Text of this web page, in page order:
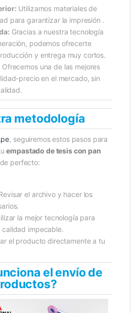
Utilizamos materiales de
para garantizar la impresión .
Gracias a nuestra tecnología
podemos ofrecerte
y entrega muy cortos.
Ofrecemos una de las mejores
precio en el mercado, sin
metodología
, seguiremos estos pasos para
empastado de tesis con pan
perfecto:
el archivo y hacer los
la mejor tecnología para
calidad impecable.
el producto directamente a tu
el envío de